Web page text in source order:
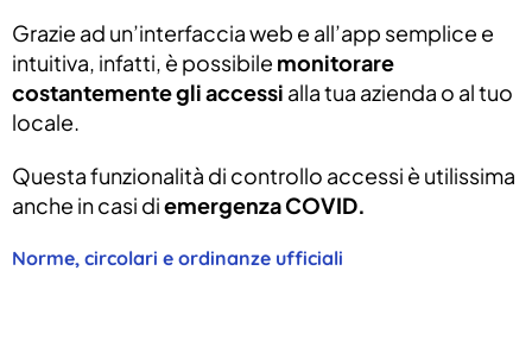
Grazie ad un’interfaccia web e all’app semplice e
intuitiva, infatti, è possibile monitorare
costantemente gli accessi alla tua azienda o al tuo
locale.
Questa funzionalità di controllo accessi è utilissima
anche in casi diemergenza COVID.
Norme, circolari e ordinanze ufficiali